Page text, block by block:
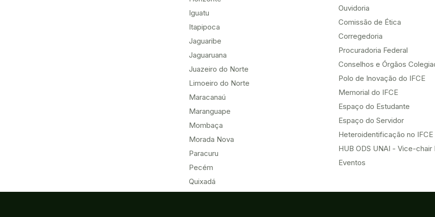
Iguatu
Itapipoca
Jaguaribe
Jaguaruana
Juazeiro do Norte
Limoeiro do Norte
Maracanaú
Maranguape
Mombaça
Morada Nova
Paracuru
Pecém
Quixadá
Ouvidoria
Comissão de Ética
Corregedoria
Procuradoria Federal
Conselhos e Órgãos
Polo de Inovação do IFCE
Memorial do IFCE
Espaço do Estudante
Espaço do Servidor
Heteroidentificação no IFCE
HUB ODS UNAI - Vice-chair
Eventos